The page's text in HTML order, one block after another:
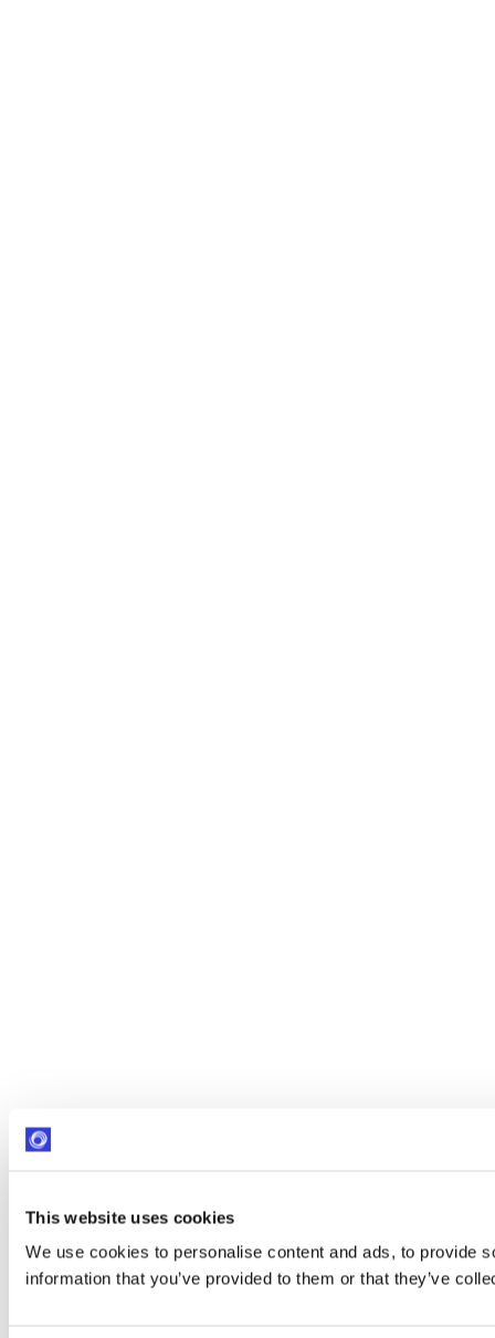
This website uses cookies
We use cookies to personalise content and ads, to provide
information that you’ve provided to them or that they’ve